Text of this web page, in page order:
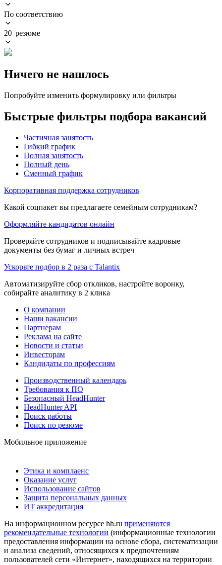
По соответствию
20 резюме
Ничего не нашлось
Попробуйте изменить формулировку или фильтры
Быстрые фильтры подбора вакансий
Частичная занятость
Гибкий график
Полная занятость
Полный день
Сменный график
Корпоративная поддержка сотрудников
Какой соцпакет вы предлагаете семейным сотрудникам?
Оформляйте кандидатов онлайн
Проверяйте сотрудников и подписывайте кадровые
документы без бумаг и личных встреч
Ускорьте подбор в 2 раза с Talantix
Автоматизируйте сбор откликов, настройте воронку,
собирайте аналитику в 2 клика
О компании
Наши вакансии
Партнерам
Реклама на сайте
Новости и статьи
Инвесторам
Кандидаты по профессиям
Производственный календарь
Требования к ПО
Безопасный HeadHunter
HeadHunter API
Поиск работы
Поиск по резюме
Мобильное приложение
Этика и комплаенс
Оказание услуг
Использование сайтов
Защита персональных данных
ИТ аккредитация
На информационном ресурсе hh.ru применяются
рекомендательные технологии (информационные технологии
предоставления информации на основе сбора, систематизации
и анализа сведений, относящихся к предпочтениям
пользователей сети «Интернет», находящихся на территории